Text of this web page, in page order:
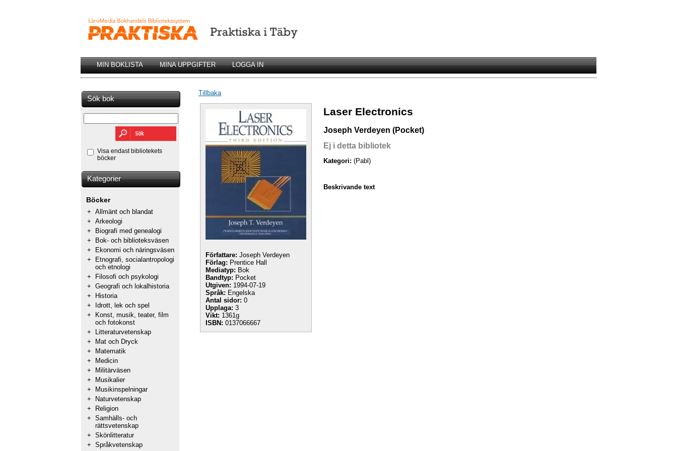
MIN BOKLISTA MINA UPPGIFTER LOGGA IN
Sök bok
Visa endast bibliotekets
böcker
Kategorier
Böcker
+ Allmänt och blandat
+ Arkeologi
+
Biografi med genealogi
+
Bok- och biblioteksväsen
+
Ekonomi och näringsväsen
+
Etnografi, socialantropologi
och etnologi
+
Filosofi och psykologi
+ Geografi och lokalhistoria
+
Historia
+
Idrott, lek och spel
+
Konst, musik, teater, film
och fotokonst
+
Litteraturvetenskap
+
Mat och Dryck
+
Matematik
+
Medicin
+
Militärväsen
+
Musikalier
+
Musikinspelningar
+
Naturvetenskap
+
Religion
+ Samhälls- och
rättsvetenskap
+ Skönlitteratur
+ Språkvetenskap
Tillbaka
Författare: Joseph Verdeyen
Förlag: Prentice Hall
Mediatyp: Bok
Bandtyp: Pocket
Utgiven: 1994-07-19
Språk: Engelska
Antal sidor: 0
Upplaga: 3
Vikt: 1361g
ISBN: 0137066667
Laser Electronics
Joseph Verdeyen (Pocket)
Ej i detta bibliotek
Kategori: (Pabl)
Beskrivande text